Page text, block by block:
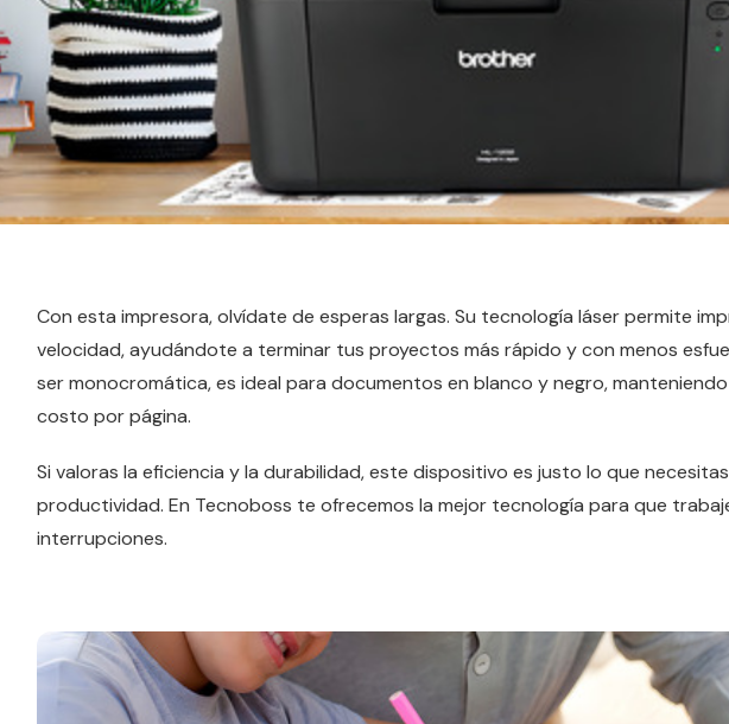
Con esta impresora, olvídate de esperas largas. Su tecnología láser permite
velocidad, ayudándote a terminar tus proyectos más rápido y con menos
ser monocromática, es ideal para documentos en blanco y negro,
costo por página.
Si valoras la eficiencia y la durabilidad, este dispositivo es justo lo que
productividad. En Tecnoboss te ofrecemos la mejor tecnología para que
interrupciones.